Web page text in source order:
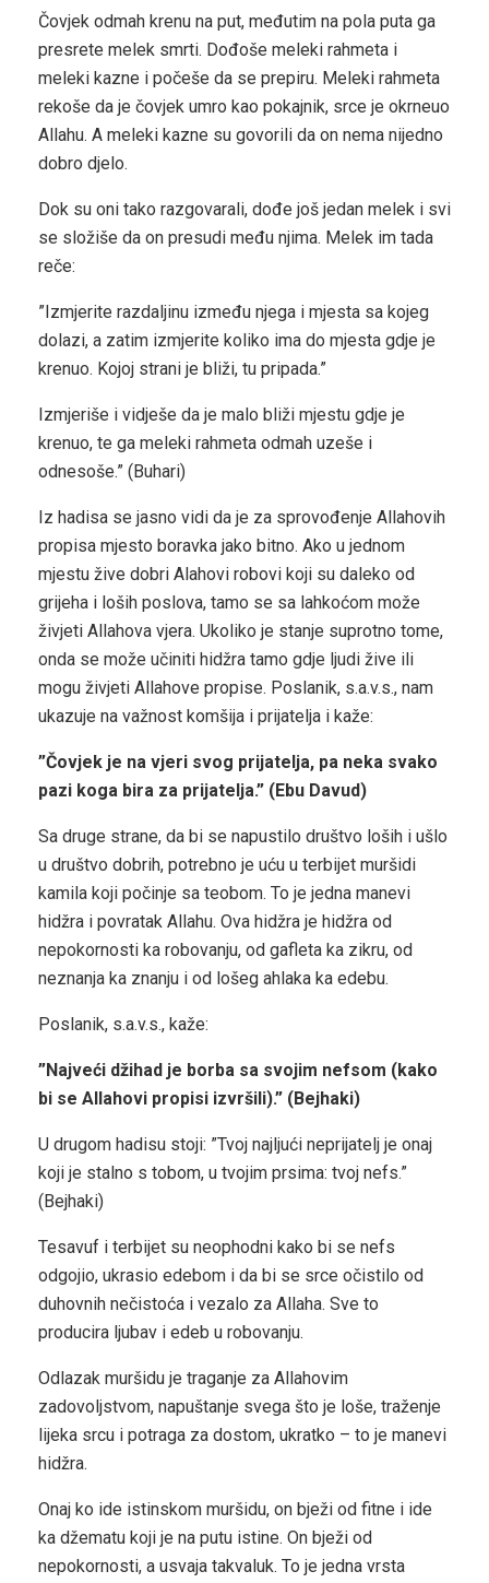
Čovjek odmah krenu na put, međutim na pola puta ga
presrete melek smrti. Dođoše meleki rahmeta i
meleki kazne i počeše da se prepiru. Meleki rahmeta
rekoše da je čovjek umro kao pokajnik, srce je okrneuo
Allahu. A meleki kazne su govorili da on nema nijedno
dobro djelo.
Dok su oni tako razgovarali, dođe još jedan melek i svi
se složiše da on presudi među njima. Melek im tada
reče:
”Izmjerite razdaljinu između njega i mjesta sa kojeg
dolazi, a zatim izmjerite koliko ima do mjesta gdje je
krenuo. Kojoj strani je bliži, tu pripada.”
Izmjeriše i vidješe da je malo bliži mjestu gdje je
krenuo, te ga meleki rahmeta odmah uzeše i
odnesoše.” (Buhari)
Iz hadisa se jasno vidi da je za sprovođenje Allahovih
propisa mjesto boravka jako bitno. Ako u jednom
mjestu žive dobri Alahovi robovi koji su daleko od
grijeha i loših poslova, tamo se sa lahkoćom može
živjeti Allahova vjera. Ukoliko je stanje suprotno tome,
onda se može učiniti hidžra tamo gdje ljudi žive ili
mogu živjeti Allahove propise. Poslanik, s.a.v.s., nam
ukazuje na važnost komšija i prijatelja i kaže:
”Čovjek je na vjeri svog prijatelja, pa neka svako
pazi koga bira za prijatelja.” (Ebu Davud)
Sa druge strane, da bi se napustilo društvo loših i ušlo
u društvo dobrih, potrebno je uću u terbijet muršidi
kamila koji počinje sa teobom. To je jedna manevi
hidžra i povratak Allahu. Ova hidžra je hidžra od
nepokornosti ka robovanju, od gafleta ka zikru, od
neznanja ka znanju i od lošeg ahlaka ka edebu.
Poslanik, s.a.v.s., kaže:
”Najveći džihad je borba sa svojim nefsom (kako
bi se Allahovi propisi izvršili).” (Bejhaki)
U drugom hadisu stoji: ”Tvoj najljući neprijatelj je onaj
koji je stalno s tobom, u tvojim prsima: tvoj nefs.”
(Bejhaki)
Tesavuf i terbijet su neophodni kako bi se nefs
odgojio, ukrasio edebom i da bi se srce očistilo od
duhovnih nečistoća i vezalo za Allaha. Sve to
producira ljubav i edeb u robovanju.
Odlazak muršidu je traganje za Allahovim
zadovoljstvom, napuštanje svega što je loše, traženje
lijeka srcu i potraga za dostom, ukratko – to je manevi
hidžra.
Onaj ko ide istinskom muršidu, on bježi od fitne i ide
ka džematu koji je na putu istine. On bježi od
nepokornosti, a usvaja takvaluk. To je jedna vrsta